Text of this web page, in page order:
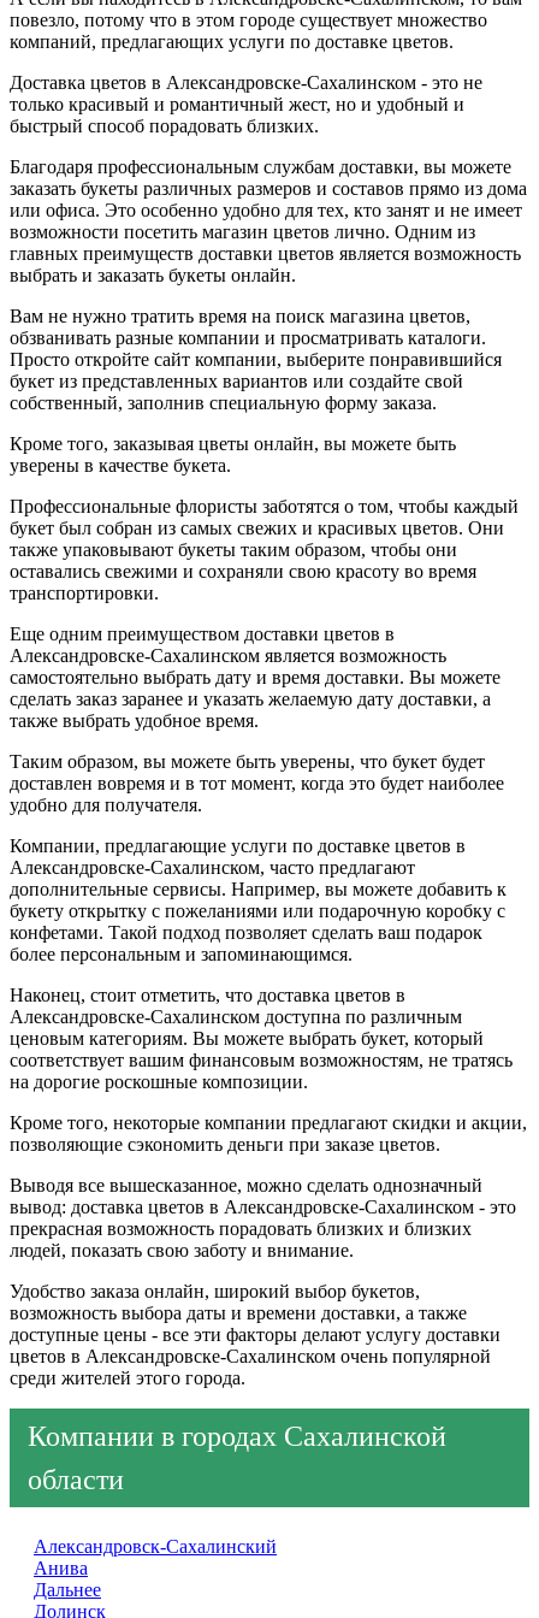
повезло, потому что в этом городе существует множество
компаний, предлагающих услуги по доставке цветов.
Доставка цветов в Александровске-Сахалинском - это не
только красивый и романтичный жест, но и удобный и
быстрый способ порадовать близких.
Благодаря профессиональным службам доставки, вы можете
заказать букеты различных размеров и составов прямо из дома
или офиса. Это особенно удобно для тех, кто занят и не имеет
возможности посетить магазин цветов лично. Одним из
главных преимуществ доставки цветов является возможность
выбрать и заказать букеты онлайн.
Вам не нужно тратить время на поиск магазина цветов,
обзванивать разные компании и просматривать каталоги.
Просто откройте сайт компании, выберите понравившийся
букет из представленных вариантов или создайте свой
собственный, заполнив специальную форму заказа.
Кроме того, заказывая цветы онлайн, вы можете быть
уверены в качестве букета.
Профессиональные флористы заботятся о том, чтобы каждый
букет был собран из самых свежих и красивых цветов. Они
также упаковывают букеты таким образом, чтобы они
оставались свежими и сохраняли свою красоту во время
транспортировки.
Еще одним преимуществом доставки цветов в
Александровске-Сахалинском является возможность
самостоятельно выбрать дату и время доставки. Вы можете
сделать заказ заранее и указать желаемую дату доставки, а
также выбрать удобное время.
Таким образом, вы можете быть уверены, что букет будет
доставлен вовремя и в тот момент, когда это будет наиболее
удобно для получателя.
Компании, предлагающие услуги по доставке цветов в
Александровске-Сахалинском, часто предлагают
дополнительные сервисы. Например, вы можете добавить к
букету открытку с пожеланиями или подарочную коробку с
конфетами. Такой подход позволяет сделать ваш подарок
более персональным и запоминающимся.
Наконец, стоит отметить, что доставка цветов в
Александровске-Сахалинском доступна по различным
ценовым категориям. Вы можете выбрать букет, который
соответствует вашим финансовым возможностям, не тратясь
на дорогие роскошные композиции.
Кроме того, некоторые компании предлагают скидки и акции,
позволяющие сэкономить деньги при заказе цветов.
Выводя все вышесказанное, можно сделать однозначный
вывод: доставка цветов в Александровске-Сахалинском - это
прекрасная возможность порадовать близких и близких
людей, показать свою заботу и внимание.
Удобство заказа онлайн, широкий выбор букетов,
возможность выбора даты и времени доставки, а также
доступные цены - все эти факторы делают услугу доставки
цветов в Александровске-Сахалинском очень популярной
среди жителей этого города.
Компании в городах Сахалинской
области
Александровск-Сахалинский
Анива
Дальнее
Долинск